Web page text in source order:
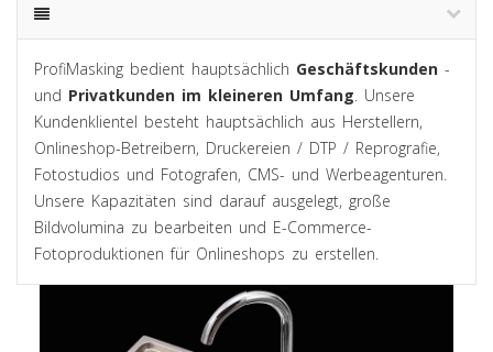
ProfiMasking bedient hauptsächlich Geschäftskunden -
und Privatkunden im kleineren Umfang. Unsere
Kundenklientel besteht hauptsächlich aus Herstellern,
Onlineshop-Betreibern, Druckereien / DTP / Reprografie,
Fotostudios und Fotografen, CMS- und Werbeagenturen.
Unsere Kapazitäten sind darauf ausgelegt, große
Bildvolumina zu bearbeiten und E-Commerce-
Fotoproduktionen für Onlineshops zu erstellen.